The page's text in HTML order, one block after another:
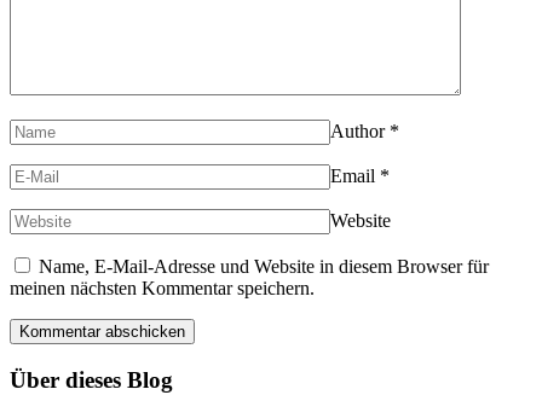
Author *
Email *
Website
Name, E-Mail-Adresse und Website in diesem Browser für
meinen nächsten Kommentar speichern.
Über dieses Blog